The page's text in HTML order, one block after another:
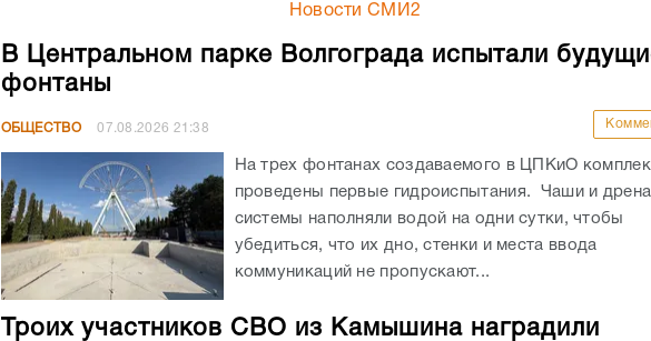
Новости СМИ2
В Центральном парке Волгограда испытали
фонтаны
ОБЩЕСТВО 07.08.2026 21:38
На трех фонтанах создаваемого в ЦПКиО
проведены первые гидроиспытания. Чаши и
системы наполняли водой на одни сутки, чтобы
убедиться, что их дно, стенки и места ввода
коммуникаций не пропускают...
Троих участников СВО из Камышина наградили